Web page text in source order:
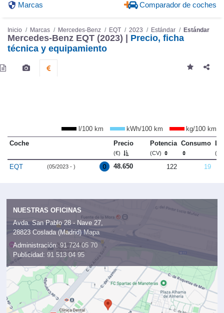
Marcas Comparador de coches
Inicio Marcas Mercedes-Benz EQT 2023 Estándar Estándar
Mercedes-Benz EQT (2023) | Precio, ficha
técnica y equipamiento
l/100 km kWh/100 km
kg/100 km
Coche
Precio
(€)
Potencia
(CV)
Consumo
EQT (05/2023 - ) 48.650 122 19
NUESTRAS OFICINAS
Avda. San Pablo 28 - Nave 27,
28823 Coslada (Madrid) Mapa
Administración: 91 724 05 70
Publicidad: 91 513 04 95